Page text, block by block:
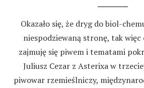
Okazało się, że dryg do biol-
niespodziewaną stronę, tak
zajmuję się piwem i tematami
Juliusz Cezar z Asterixa w
piwowar rzemieślniczy,